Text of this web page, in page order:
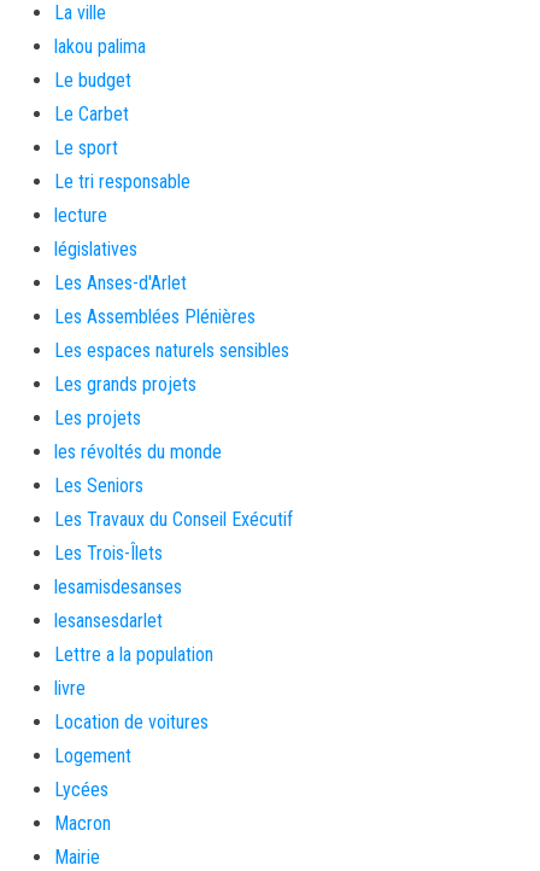
La ville
lakou palima
Le budget
Le Carbet
Le sport
Le tri responsable
lecture
législatives
Les Anses-d'Arlet
Les Assemblées Plénières
Les espaces naturels sensibles
Les grands projets
Les projets
les révoltés du monde
Les Seniors
Les Travaux du Conseil Exécutif
Les Trois-Îlets
lesamisdesanses
lesansesdarlet
Lettre a la population
livre
Location de voitures
Logement
Lycées
Macron
Mairie